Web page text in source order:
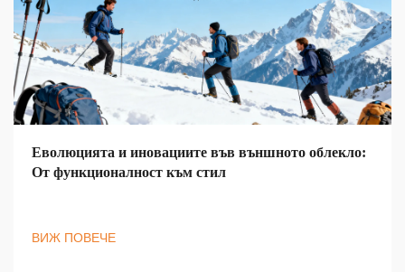
Еволюцията и иновациите във външното облекло:
От функционалност към стил
ВИЖ ПОВЕЧЕ